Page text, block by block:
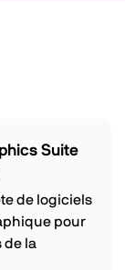
Suite
de logiciels
pour
de la